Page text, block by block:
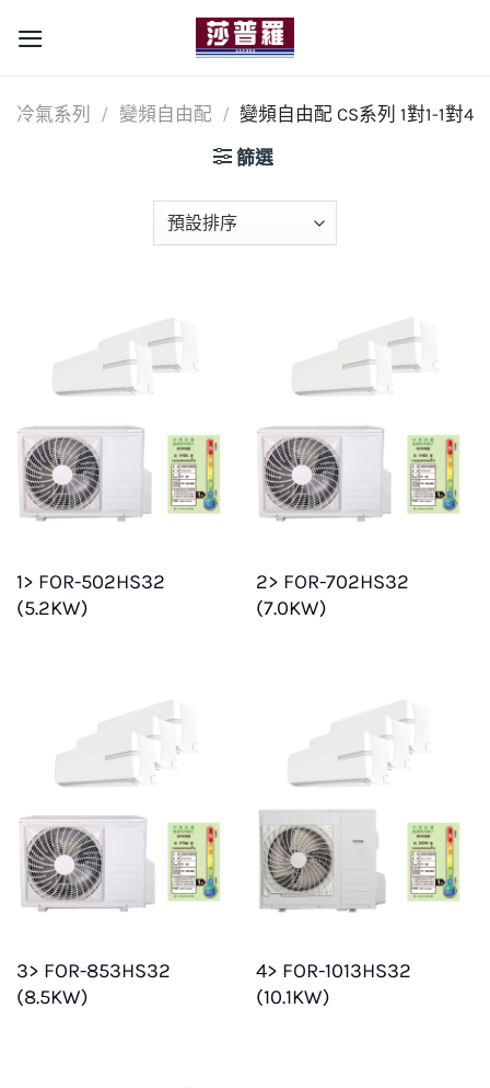
冷氣系列 / 變頻自由配 / 變頻自由配 CS系列 1對1-1對4
篩選
1> FOR-502HS32
(5.2KW)
2> FOR-702HS32
(7.0KW)
3> FOR-853HS32
(8.5KW)
4> FOR-1013HS32
(10.1KW)